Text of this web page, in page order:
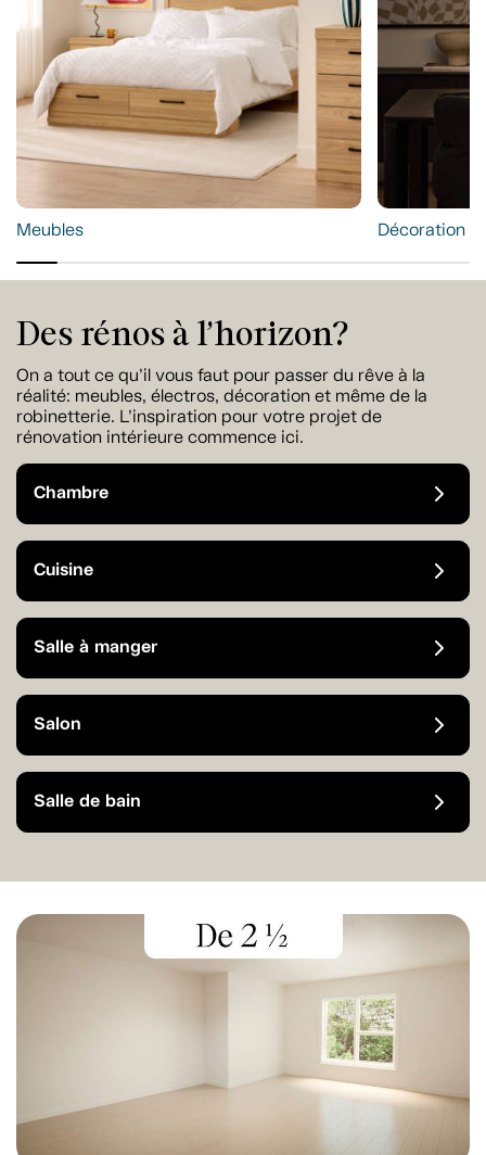
Meubles Décoration
Des rénos à l’horizon?
On a tout ce qu’il vous faut pour passer du rêve à la
réalité: meubles, électros, décoration et même de la
robinetterie. L’inspiration pour votre projet de
rénovation intérieure commence ici.
Chambre
Cuisine
Salle à manger
Salon
Salle de bain